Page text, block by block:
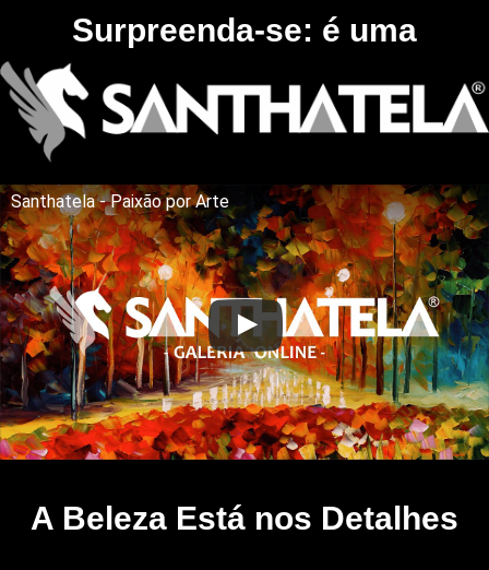
Surpreenda-se: é uma
Santhatela - Paixão por Arte
A Beleza Está nos Detalhes